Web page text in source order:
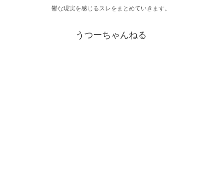
鬱な現実を感じるスレをまとめていきます。
うつーちゃんねる